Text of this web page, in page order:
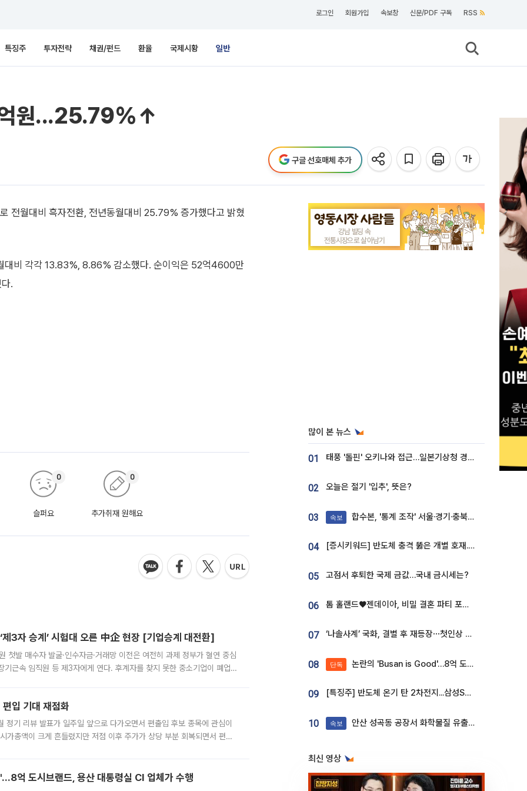
로그인 회원가입 속보창 신문/PDF 구독 RSS
특징주 투자전략 채권/펀드 환율 국제시황 일반
억원...25.79%↑
구글 선호매체 추가
전월대비 흑자전환, 전년동월대비 25.79% 증가했다고 밝혔
대비 각각 13.83%, 8.86% 감소했다. 순이익은 52억4600만
.
슬퍼요
0
추가취재 원해요
0
3자 승계’ 시험대 오른 中企 현장 [기업승계 대전환]
첫발 매수자 발굴·인수자금·거래망 이전은 여전히 과제 정부가 혈연 중심
기근속 임직원 등 제3자에게 연다. 후계자를 찾지 못한 중소기업이 폐업
입 기대 재점화
기 리뷰 발표가 일주일 앞으로 다가오면서 편출입 후보 종목에 관심이
가총액이 크게 흔들렸지만 저점 이후 주가가 상당 부분 회복되면서 편입
도시브랜드, 용산 대통령실 CI 업체가 수행
많이 본 뉴스
01 태풍 '돌핀' 오키나와 접근…일본기상청 경로 업데이트
02 오늘은 절기 '입추', 뜻은?
03 속보 합수본, '통계 조작' 서울·경기·충북 선관위 등 추가 압수수색
04 [증시키워드] 반도체 충격 뚫은 개별 호재...포스코퓨처엠·에코프로·한화솔루션 '눈길'
05 고점서 후퇴한 국제 금값…국내 금시세는?
06 톰 홀랜드♥젠데이아, 비밀 결혼 파티 포착⋯호텔 대관비만 9억
07 ‘나솔사계’ 국화, 결별 후 재등장⋯첫인상 투표 휩쓸고 ‘인기녀’ 등극
08 단독 논란의 'Busan is Good'…8억 도시브랜드, 용산 대통령실 CI 업체가 수행
09 [특징주] 반도체 온기 탄 2차전지...삼성SDI, 장 초반 7% 넘게 껑충
10 속보 안산 성곡동 공장서 화학물질 유출 사고 발생
최신 영상